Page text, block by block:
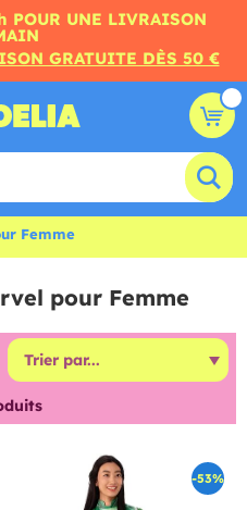
POUR UNE LIVRAISON
GRATUITE DÈS 50 €
Femme
pour Femme
-53%